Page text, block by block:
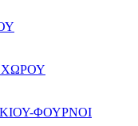
ΧΩΡΟΥ
ΦΟΥΡΝΟΙ